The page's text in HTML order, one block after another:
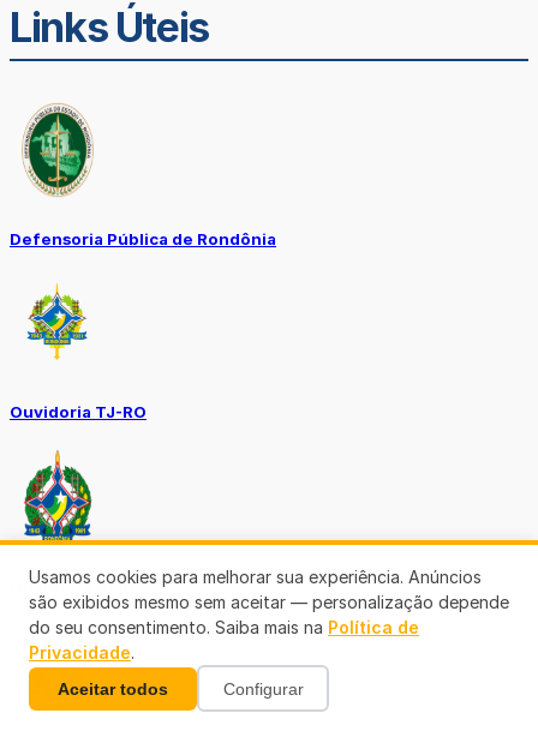
Links Úteis
Defensoria Pública de Rondônia
Ouvidoria TJ-RO
Ouvidoria GERO
Usamos cookies para melhorar sua experiência. Anúncios
são exibidos mesmo sem aceitar — personalização depende
do seu consentimento. Saiba mais na Política de
Privacidade.
Aceitar todos Configurar